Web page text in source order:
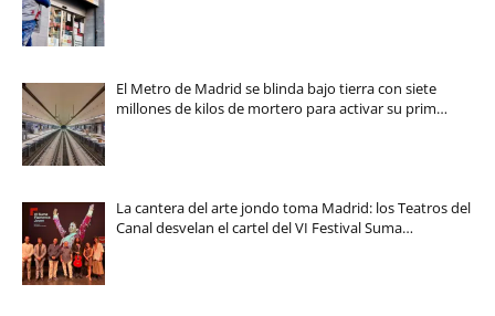
El Metro de Madrid se blinda bajo tierra con siete
millones de kilos de mortero para activar su prim…
La cantera del arte jondo toma Madrid: los Teatros del
Canal desvelan el cartel del VI Festival Suma…